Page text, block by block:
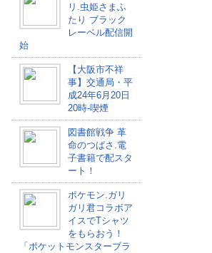
リ.虫姫さまふ
たり ブラック
レーベル配信開
始
【大阪市不祥
事】交通局・平
成24年6月20日
20時-喫煙
図書館戦争 革
命のつばさ.電
子書籍で配スタ
ート！
ポケモン.ガリ
ガリ君コラボア
イスでTシャツ
をもらおう！
「ポケットモンスターブラ